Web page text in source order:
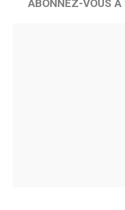
ABONNEZ-VOUS